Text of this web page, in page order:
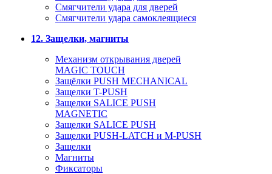
Смягчители удара для дверей
Cмягчители удара самоклеящиеся
12. Защелки, магниты
Механизм открывания дверей
MAGIC TOUCH
Защёлки PUSH MECHANICAL
Защелки T-PUSH
Защелки SALICE PUSH
MAGNETIC
Защелки SALICE PUSH
Защелки PUSH-LATCH и M-PUSH
Защелки
Магниты
Фиксаторы